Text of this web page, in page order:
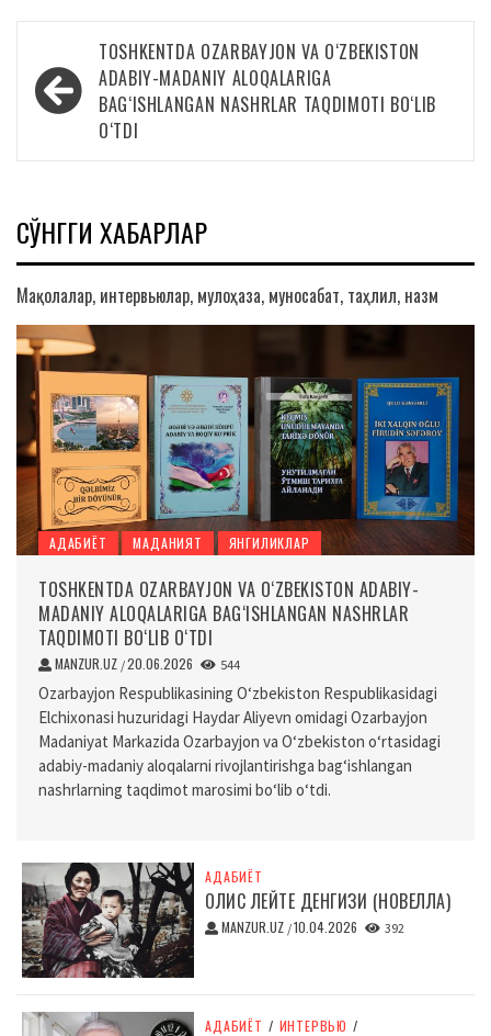
Навигация
по
записям
TOSHKENTDA OZARBAYJON VA O‘ZBEKISTON
ADABIY-MADANIY ALOQALARIGA
BAG‘ISHLANGAN NASHRLAR TAQDIMOTI BO‘LIB
O‘TDI
СЎНГГИ ХАБАРЛАР
Мақолалар, интервьюлар, мулоҳаза, муносабат, таҳлил, назм
АДАБИЁТ МАДАНИЯТ ЯНГИЛИКЛАР
TOSHKENTDA OZARBAYJON VA O‘ZBEKISTON ADABIY-
MADANIY ALOQALARIGA BAG‘ISHLANGAN NASHRLAR
TAQDIMOTI BO‘LIB O‘TDI
MANZUR.UZ /20.06.2026 544
Ozarbayjon Respublikasining O‘zbekiston Respublikasidagi
Elchixonasi huzuridagi Haydar Aliyevn omidagi Ozarbayjon
Madaniyat Markazida Ozarbayjon va O‘zbekiston o‘rtasidagi
adabiy-madaniy aloqalarni rivojlantirishga bag‘ishlangan
nashrlarning taqdimot marosimi bo‘lib o‘tdi.
АДАБИЁТ
ОЛИС ЛЕЙТЕ ДЕНГИЗИ (НОВЕЛЛА)
MANZUR.UZ /10.04.2026 392
АДАБИЁТ / ИНТЕРВЬЮ /